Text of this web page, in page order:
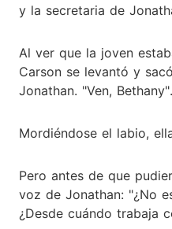
y la secretaria de
Al ver que la joven
Carson se levantó y
Jonathan. "Ven, Bethany".
Mordiéndose el labio,
Pero antes de que
voz de Jonathan: "¿No
¿Desde cuándo trabaja